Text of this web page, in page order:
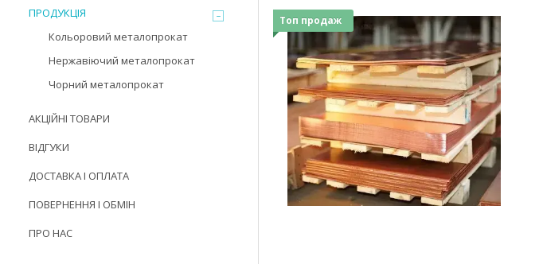
Топ продаж
ПРОДУКЦІЯ
Кольоровий металопрокат
Нержавіючий металопрокат
Чорний металопрокат
АКЦІЙНІ ТОВАРИ
ВІДГУКИ
ДОСТАВКА І ОПЛАТА
ПОВЕРНЕННЯ І ОБМІН
ПРО НАС